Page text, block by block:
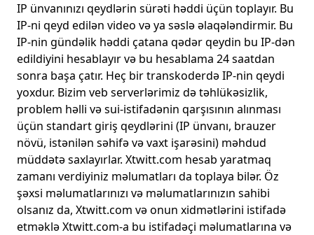
IP ünvanınızı qeydlərin sürəti həddi üçün toplayır. Bu
IP-ni qeyd edilən video və ya səslə əlaqələndirmir. Bu
IP-nin gündəlik həddi çatana qədər qeydin bu IP-dən
edildiyini hesablayır və bu hesablama 24 saatdan
sonra başa çatır. Heç bir transkoderdə IP-nin qeydi
yoxdur. Bizim veb serverlərimiz də təhlükəsizlik,
problem həlli və sui-istifadənin qarşısının alınması
üçün standart giriş qeydlərini (IP ünvanı, brauzer
növü, istənilən səhifə və vaxt işarəsini) məhdud
müddətə saxlayırlar. Xtwitt.com hesab yaratmaq
zamanı verdiyiniz məlumatları da toplaya bilər. Öz
şəxsi məlumatlarınızı və məlumatlarınızın sahibi
olsanız da, Xtwitt.com və onun xidmətlərini istifadə
etməklə Xtwitt.com-a bu istifadəçi məlumatlarına və